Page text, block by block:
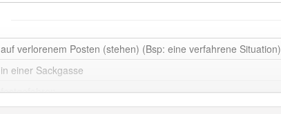
auf verlorenem Posten (stehen) (Bsp: eine verfahrene Situation)
in einer Sackgasse
festgefahren